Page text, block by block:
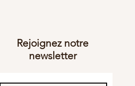
Rejoignez notre
newsletter